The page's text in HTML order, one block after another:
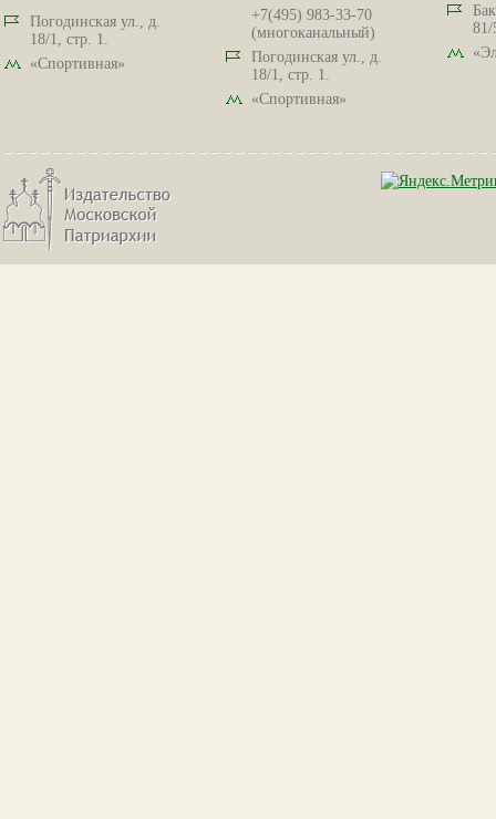
Погодинская ул., д.
18/1, стр. 1.
«Спортивная»
+7(495) 983-33-70
(многоканальный)
Погодинская ул., д.
18/1, стр. 1.
«Спортивная»
81/